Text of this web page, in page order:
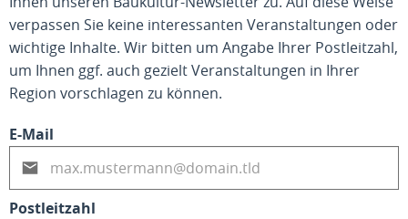
verpassen Sie keine interessanten Veranstaltungen oder
wichtige Inhalte. Wir bitten um Angabe Ihrer Postleitzahl,
um Ihnen ggf. auch gezielt Veranstaltungen in Ihrer
Region vorschlagen zu können.
E-Mail
Postleitzahl